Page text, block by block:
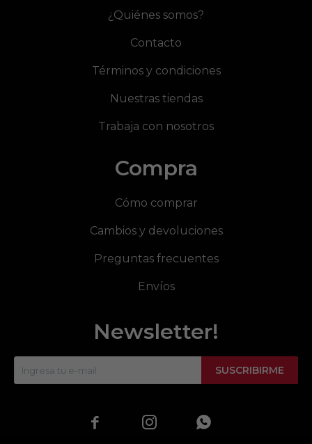
¿Quiénes somos?
Contacto
Términos y condiciones
Nuestras tiendas
Trabaja con nosotros
Compra
Cómo comprar
Cambios y devoluciones
Preguntas frecuentes
Envíos
Newsletter!
SUSCRIBIRME
  